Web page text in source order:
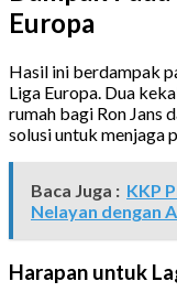
Europa
Hasil ini berdampak
Liga Europa. Dua
rumah bagi Ron Jans
solusi untuk menjaga
Baca Juga : KKP
Nelayan dengan
Harapan untuk